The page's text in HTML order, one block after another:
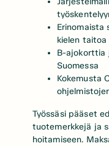
Erinomaista
kielen taitoa
B-ajokorttia
Suomessa
Kokemusta
Työssäsi pääset
tuotemerkkejä ja
hoitamiseen.